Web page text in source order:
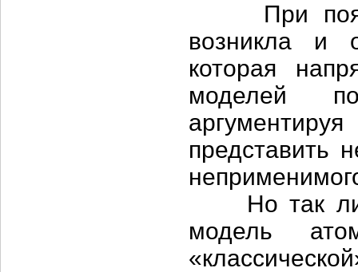
При
возникла и
которая
моделей
представить
Но так ли
модель